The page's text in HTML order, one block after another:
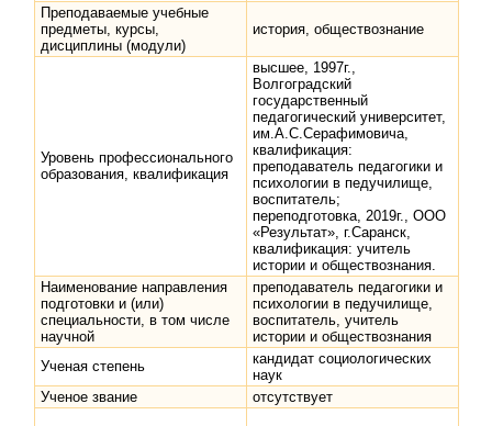
Преподаваемые учебные
предметы, курсы,
дисциплины (модули)
история, обществознание
Уровень профессионального
образования, квалификация
высшее, 1997г.,
Волгоградский
государственный
педагогический университет,
им.А.С.Серафимовича,
квалификация:
преподаватель педагогики и
психологии в педучилище,
воспитатель;
переподготовка, 2019г., ООО
«Результат», г.Саранск,
квалификация: учитель
истории и обществознания.
Наименование направления
подготовки и (или)
специальности, в том числе
научной
преподаватель педагогики и
психологии в педучилище,
воспитатель, учитель
истории и обществознания
Ученая степень
кандидат социологических
наук
Ученое звание
отсутствует